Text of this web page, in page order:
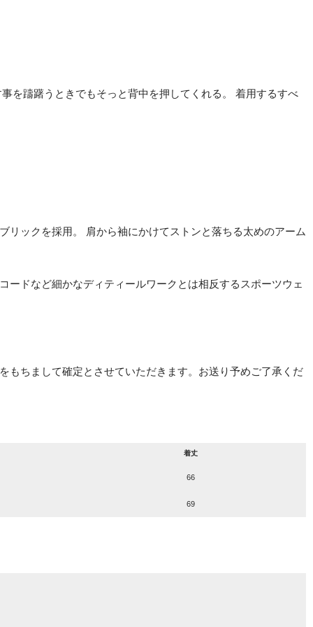
を躊躇うときでもそっと背中を押してくれる。 着用するすべ
ックを採用。 肩から袖にかけてストンと落ちる太めのアーム
ドなど細かなディティールワークとは相反するスポーツウェ
ちまして確定とさせていただきます。お送り予めご了承くだ
着丈
66
69